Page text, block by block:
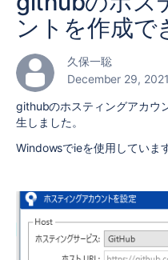
ントを作成で
久保一聡
December 29, 2021
githubのホスティングアカウ
生しました。
Windowsでieを使用しています